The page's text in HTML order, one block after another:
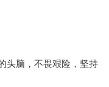
头脑，不畏艰险，坚持